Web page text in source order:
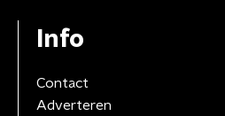
Info
Contact
Adverteren